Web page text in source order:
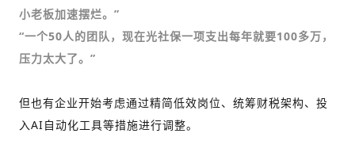
小老板加速摆烂。”
“一个50人的团队，现在光社保一项支出每年就要100多万，
压力太大了。”
但也有企业开始考虑通过精简低效岗位、统筹财税架构、投
入AI自动化工具等措施进行调整。